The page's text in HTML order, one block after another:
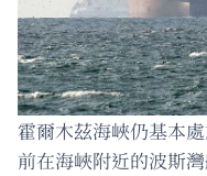
霍爾木茲海峽仍基本
前在海峽附近的波斯